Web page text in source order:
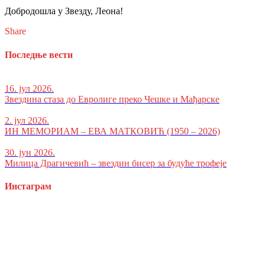
Добродошла у Звезду, Леона!
Share
Последње вести
16. јул 2026.
Звездина стаза до Евролиге преко Чешке и Мађарске
2. јул 2026.
ИН МЕМОРИАМ – ЕВА МАТКОВИЋ (1950 – 2026)
30. јун 2026.
Милица Драгичевић – звездин бисер за будуће трофеје
Инстаграм